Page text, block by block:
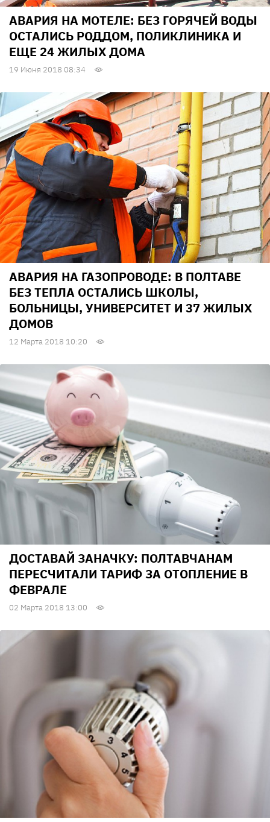
АВАРИЯ НА МОТЕЛЕ: БЕЗ ГОРЯЧЕЙ ВОДЫ
ОСТАЛИСЬ РОДДОМ, ПОЛИКЛИНИКА И
ЕЩЕ 24 ЖИЛЫХ ДОМА
19 Июня 2018 08:34
АВАРИЯ НА ГАЗОПРОВОДЕ: В ПОЛТАВЕ
БЕЗ ТЕПЛА ОСТАЛИСЬ ШКОЛЫ,
БОЛЬНИЦЫ, УНИВЕРСИТЕТ И 37 ЖИЛЫХ
ДОМОВ
12 Марта 2018 10:20
ДОСТАВАЙ ЗАНАЧКУ: ПОЛТАВЧАНАМ
ПЕРЕСЧИТАЛИ ТАРИФ ЗА ОТОПЛЕНИЕ В
ФЕВРАЛЕ
02 Марта 2018 13:00